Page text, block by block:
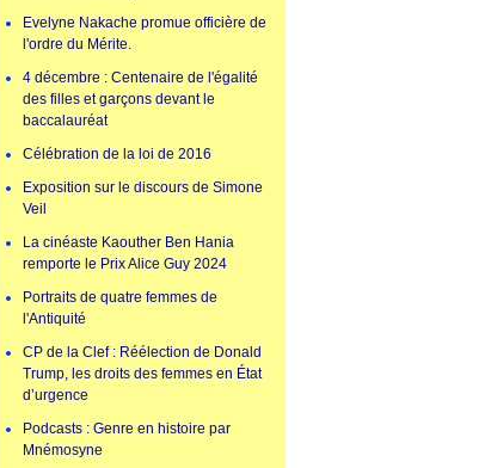
Evelyne Nakache promue officière de
l'ordre du Mérite.
4 décembre : Centenaire de l'égalité
des filles et garçons devant le
baccalauréat
Célébration de la loi de 2016
Exposition sur le discours de Simone
Veil
La cinéaste Kaouther Ben Hania
remporte le Prix Alice Guy 2024
Portraits de quatre femmes de
l'Antiquité
CP de la Clef : Réélection de Donald
Trump, les droits des femmes en État
d’urgence
Podcasts : Genre en histoire par
Mnémosyne